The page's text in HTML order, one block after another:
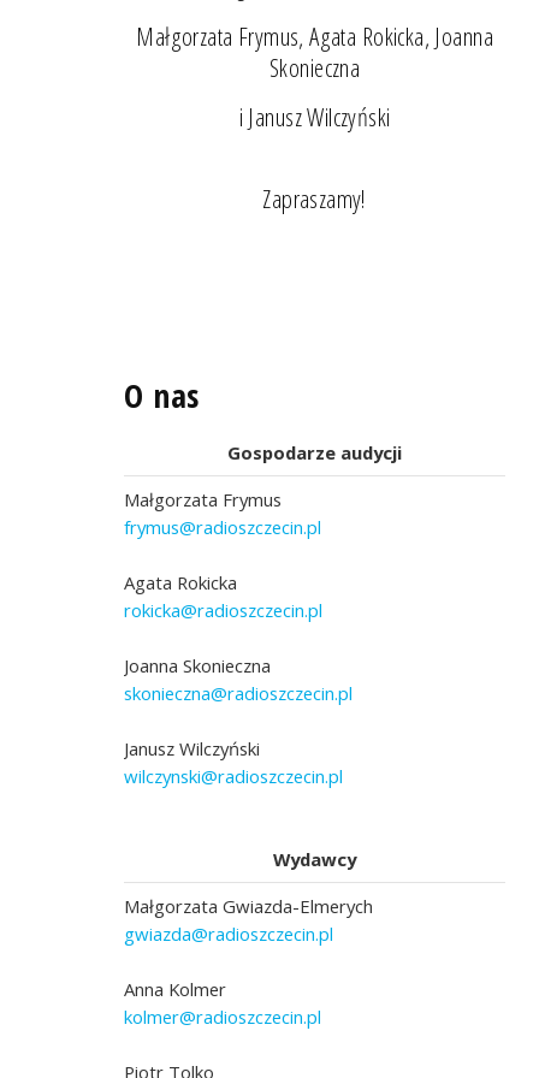
Małgorzata Frymus, Agata Rokicka, Joanna
Skonieczna
i Janusz Wilczyński
Zapraszamy!
O nas
Gospodarze audycji
Małgorzata Frymus
frymus@radioszczecin.pl
Agata Rokicka
rokicka@radioszczecin.pl
Joanna Skonieczna
skonieczna@radioszczecin.pl
Janusz Wilczyński
wilczynski@radioszczecin.pl
Wydawcy
Małgorzata Gwiazda-Elmerych
gwiazda@radioszczecin.pl
Anna Kolmer
kolmer@radioszczecin.pl
Piotr Tolko